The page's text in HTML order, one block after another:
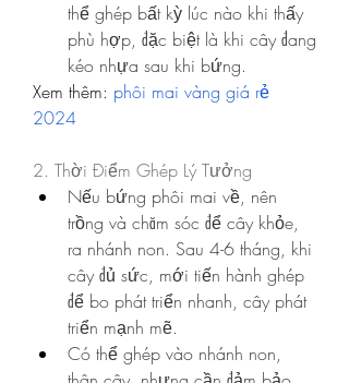
thể ghép bất kỳ lúc nào khi thấy
phù hợp, đặc biệt là khi cây đang
kéo nhựa sau khi bứng.
Xem thêm: phôi mai vàng giá rẻ
2024
2. Thời Điểm Ghép Lý Tưởng
Nếu bứng phôi mai về, nên
trồng và chăm sóc để cây khỏe,
ra nhánh non. Sau 4-6 tháng, khi
cây đủ sức, mới tiến hành ghép
để bo phát triển nhanh, cây phát
triển mạnh mẽ.
Có thể ghép vào nhánh non,